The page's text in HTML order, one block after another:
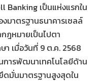
Banking เป็นแห่งแรกใน
มาตรฐานธนาคารเซลล์
ฎหมายเป็นไปตา
า เมื่อวันที่ 9 ต.ค. 2568
การพัฒนาเทคโนโลยีด้าน
ดมั่นมาตรฐานสูงสุดใน